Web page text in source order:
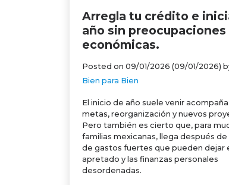
Arregla tu crédito e
año sin preocupaciones
económicas.
Posted on 09/01/2026 (09/01/2026)
Bien para Bien
El inicio de año suele venir
metas, reorganización y nuevos
Pero también es cierto que, para
familias mexicanas, llega después de
de gastos fuertes que pueden dejar
apretado y las finanzas personales
desordenadas.